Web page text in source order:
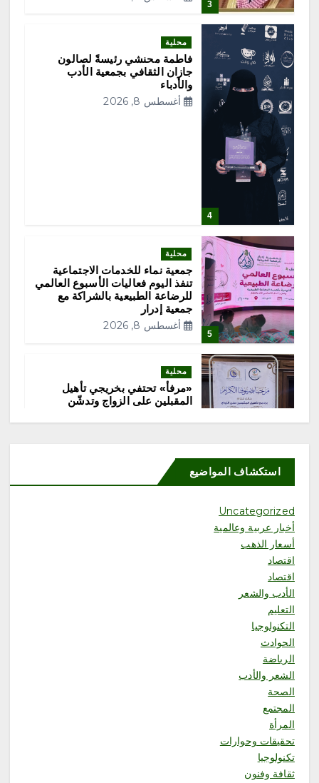
ق
ا
3
4
محلية
فاطمة محنشي رئيسةً لصالون
جازان الثقافي بجمعية الأدب
والأدباء
أغسطس 8, 2026
5
محلية
جمعية نماء للخدمات الاجتماعية
تنفذ اليوم فعاليات الأسبوع العالمي
للرضاعة الطبيعية بالشراكة مع
جمعية إدرار
أغسطس 8, 2026
محلية
«مرفأ» تحتفي بخريجي تأهيل
المقبلين على الزواج وتدشّن
استكشاف المواضيع
Uncategorized
أخبار عربية وعالمية
أسعار الذهب
اقتصاد
اقتصاد
الأدب والشعر
التعليم
التكنولوجيا
الحوادث
الرياضة
الشعر والأدب
الصحة
المجتمع
المرأة
تحقيقات وحوارات
تكنولوجيا
ثقافة وفنون